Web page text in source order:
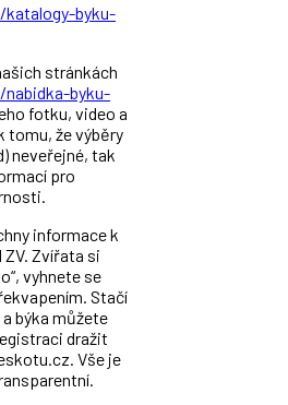
byku-
stránkách
byku-
fotku, video a
tomu, že výběry
neveřejné, tak
pro
informace k
Zvířata si
vyhnete se
Stačí
býka můžete
dražit
Vše je